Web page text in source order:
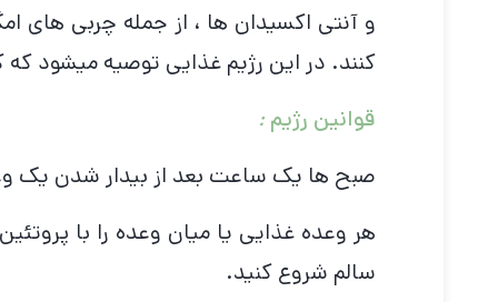
کنند. در این رژیم غذایی توصیه میشود که
قوانین رژیم :
صبح ها یک ساعت بعد از بیدار شدن یک
هر وعده غذایی یا میان وعده را با
سالم شروع کنید.